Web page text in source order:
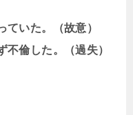
ていた。（故意）
不倫した。（過失）